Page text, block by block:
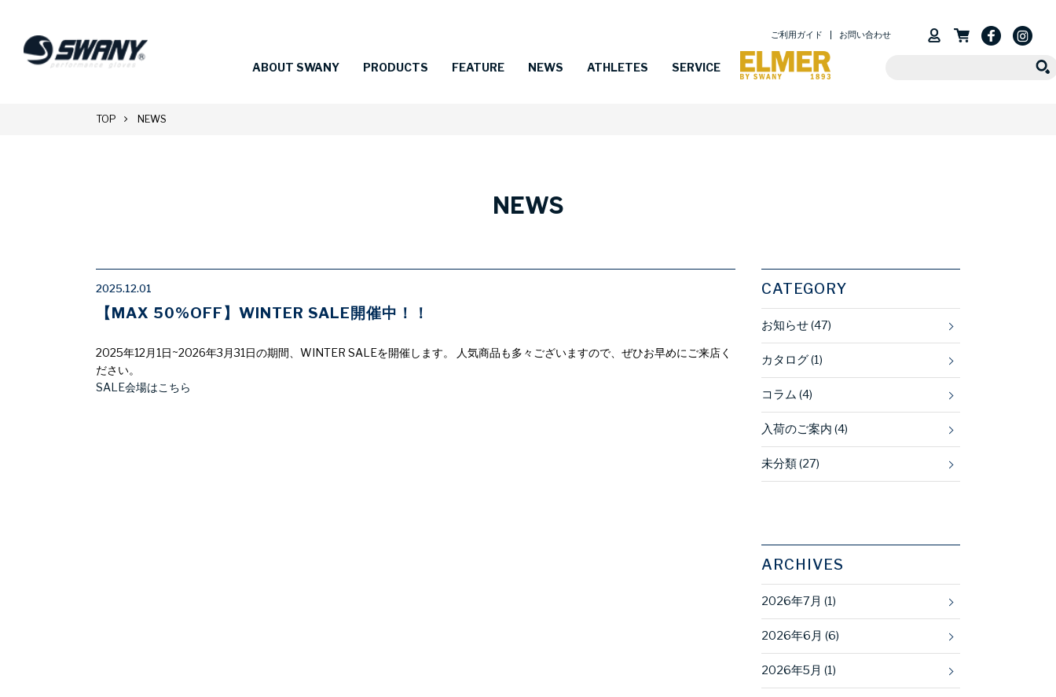
ご利用ガイド お問い合わせ
ABOUT SWANY PRODUCTS FEATURE NEWS ATHLETES SERVICE
TOP NEWS
NEWS
2025.12.01
【MAX 50%OFF】WINTER SALE開催中！！
2025年12月1日~2026年3月31日の期間、WINTER SALEを開催します。 人気商品も多々ございますので、ぜひお早めにご来店く
ださい。
SALE会場はこちら
CATEGORY
お知らせ (47)
カタログ (1)
コラム (4)
入荷のご案内 (4)
未分類 (27)
ARCHIVES
2026年7月 (1)
2026年6月 (6)
2026年5月 (1)